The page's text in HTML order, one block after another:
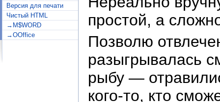
Версия для печати
Чистый HTML
→M$WORD
→OOffice
простой, а
Позволю
разыгрывалась
рыбу —
кого-то, кто